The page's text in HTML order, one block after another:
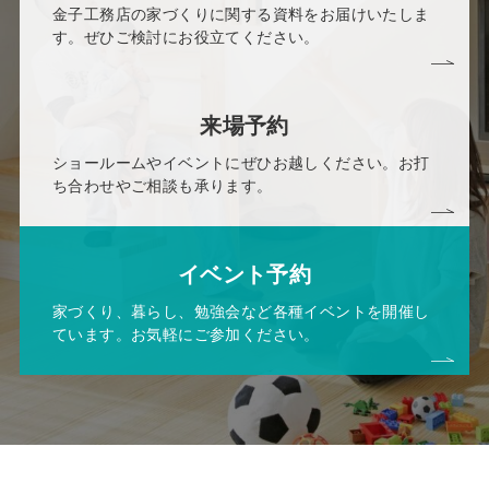
金子工務店の家づくりに関する資料をお届けいたしま
す。ぜひご検討にお役立てください。
来場予約
ショールームやイベントにぜひお越しください。お打
ち合わせやご相談も承ります。
イベント予約
家づくり、暮らし、勉強会など各種イベントを開催し
ています。お気軽にご参加ください。